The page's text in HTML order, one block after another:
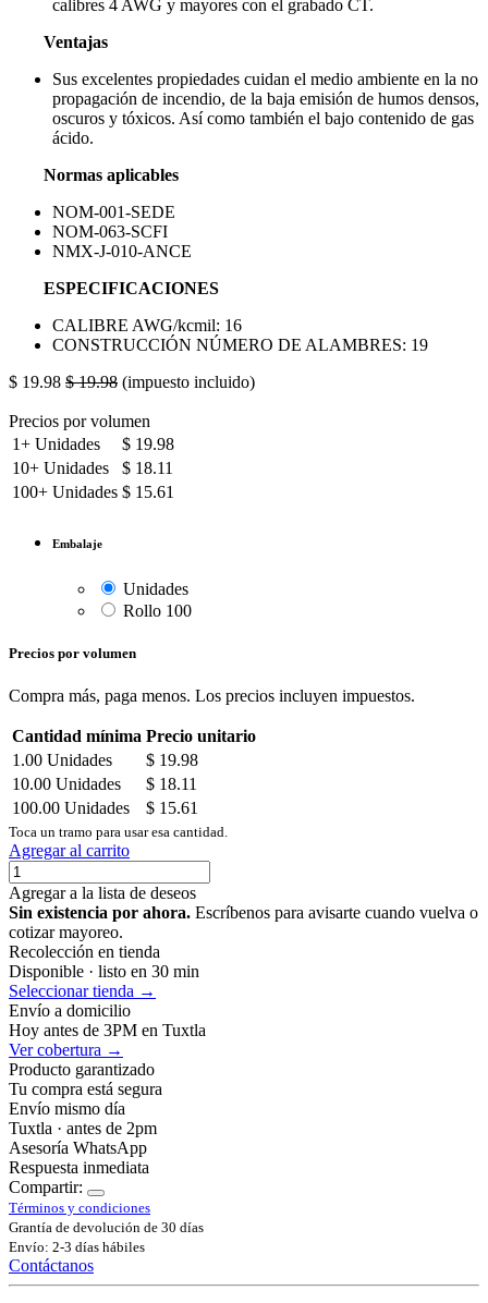
calibres 4 AWG y mayores con el grabado CT.
Ventajas
Sus excelentes propiedades cuidan el medio ambiente en la no
propagación de incendio, de la baja emisión de humos densos,
oscuros y tóxicos. Así como también el bajo contenido de gas
ácido.
Normas aplicables
NOM-001-SEDE
NOM-063-SCFI
NMX-J-010-ANCE
ESPECIFICACIONES
CALIBRE AWG/kcmil: 16
CONSTRUCCIÓN NÚMERO DE ALAMBRES: 19
$ 19.98 $19.98 (impuesto incluido)
Precios por volumen
1+ Unidades $ 19.98
10+ Unidades $ 18.11
100+ Unidades $ 15.61
Embalaje
Unidades
Rollo 100
Precios por volumen
Compra más, paga menos. Los precios incluyen impuestos.
Cantidad mínima Precio unitario
1.00 Unidades $ 19.98
10.00 Unidades $ 18.11
100.00 Unidades $ 15.61
Toca un tramo para usar esa cantidad.
Agregar al carrito
Agregar a la lista de deseos
Sin existencia por ahora. Escríbenos para avisarte cuando vuelva o
cotizar mayoreo.
Recolección en tienda
Disponible · listo en 30 min
Seleccionar tienda →
Envío a domicilio
Hoy antes de 3PM en Tuxtla
Ver cobertura →
Producto garantizado
Tu compra está segura
Envío mismo día
Tuxtla · antes de 2pm
Asesoría WhatsApp
Respuesta inmediata
Compartir:
Términos y condiciones
Grantía de devolución de 30 días
Envío: 2-3 días hábiles
Contáctanos